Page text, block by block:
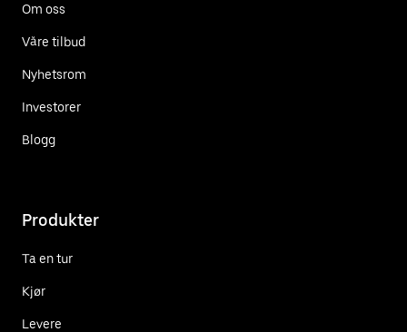
Om oss
Våre tilbud
Nyhetsrom
Investorer
Blogg
Produkter
Ta en tur
Kjør
Levere